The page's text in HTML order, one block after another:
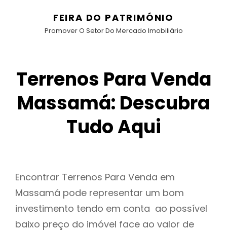
FEIRA DO PATRIMÓNIO
Promover O Setor Do Mercado Imobiliário
Terrenos Para Venda
Massamá: Descubra
Tudo Aqui
Encontrar Terrenos Para Venda em
Massamá pode representar um bom
investimento tendo em conta ao possível
baixo preço do imóvel face ao valor de